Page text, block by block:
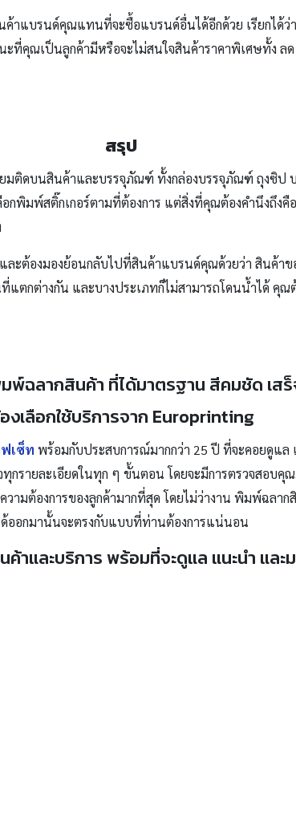
าแบรนด์คุณแทนที่จะซื้อแบรนด์อื่นได้อีกด้วย เรียกได้ว่
ที่คุณเป็นลูกค้ามีหรือจะไม่สนใจสินค้าราคาพิเศษทั้ง ล
สรุป
ติดบนสินค้าและบรรจุภัณฑ์ ทั้งกล่องบรรจุภัณฑ์ ถุงซิป
พิมพ์สติ๊กเกอร์ตามที่ต้องการ แต่สิ่งที่คุณต้องคำนึงถึงคื
ละต้องมองย้อนกลับไปที่สินค้าแบรนด์คุณด้วยว่า สินค้
กต่างกัน และบางประเภทก็ไม่สามารถโดนน้ำได้ คุณ
พ์ฉลากสินค้า ที่ได้มาตรฐาน สีคมชัด เสร็
งเลือกใช้บริการจาก Europrinting
เซ็ท พร้อมกับประสบการณ์มากกว่า 25 ปี ที่จะคอยดูแ
กรายละเอียดในทุก ๆ ขั้นตอน โดยจะมีการตรวจสอบคุ
ามต้องการของลูกค้ามากที่สุด โดยไม่ว่างาน พิมพ์ฉลา
ออกมานั้นจะตรงกับแบบที่ท่านต้องการแน่นอน
และบริการ พร้อมที่จะดูแล แนะนำ แล